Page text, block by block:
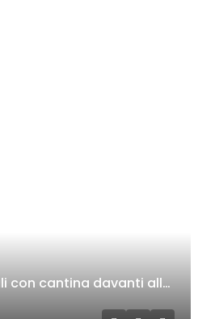
Ottimo due locali con cantina davanti alla stazione di Bollate.